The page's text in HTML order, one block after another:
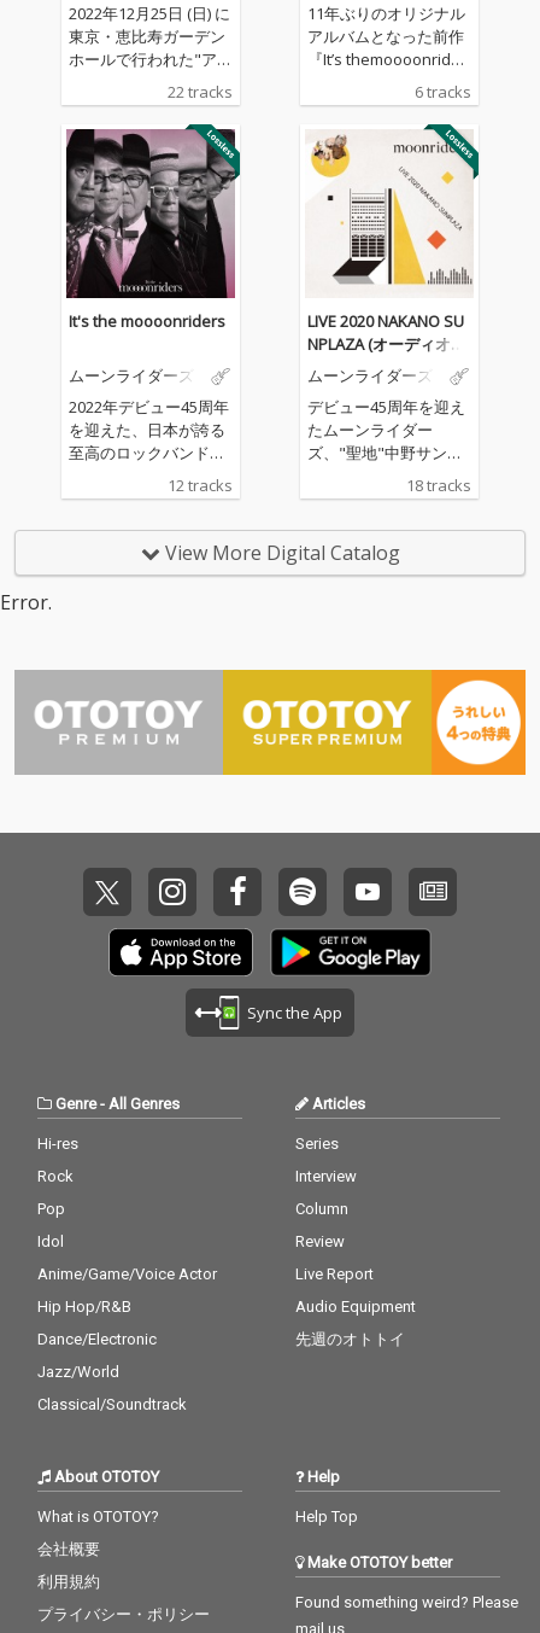
2022年12月25日 (日) に
東京・恵比寿ガーデン
ホールで行われた"アン
コールLIVE マニア・マ
ニエラ+青空百景"を 完
全収録。このライブ
は、2022年7月16日
(土) に ビルボードライ
ブ東京で行われた、19
82年のアルバム『マニ
ア・マニエラ』を再現
したライブのアンコー
ル公演。今回は、やは
り同年に発表されたア
ルバム『青空百景』の
てでの公演となった。
『マニア・マニエラ』
は1982年12月15日にLP
やカセットではなく、
あったCDで発売され
解!"と断じ発売中止を
カセットブック(1984
年)やCDが再発(1986年)
される事で一般に知ら
空百景』。発売日は
より先になるが、制作
されたのは『青空百
景』より先。発表から
40年を経た現在のムー
ンライダーズからの解
釈にリスナーも興奮を
22 tracks
11年ぶりのオリジナル
アルバムとなった前作
『It’s themoooonrider
s』抽象的なプログレ
ッシヴ・ジャズとでも
いうべき演奏の余韻の
うちにアルバムは静か
に幕を閉じたが、今作
は続編とも言えるオリ
ジナル・アルバム。オ
ルタナとポップのバラ
ンス感の良さととも
に、圧倒的で正真正銘
のロックバンドの音だ
という印象が今作でも
鮮烈に!!そこには大人の
余裕とか、枯れた魅
力、渋さなんて微塵も
感じないし、時代の最
先端のトレンドへの目
るのは、圧倒的な存在
倒する。音楽ファンが
音楽に対してはわがま
まなのだ。今作は『It’s
themoooonriders』で
も参加した佐藤優介、
6 tracks
It's the moooonriders
ムーンライダーズ
2022年デビュー45周年
を迎えた、日本が誇る
至高のロックバンド・
moonriders、メンバー
の体調不良により発売
年ぶりとなるオリジナ
ルアルバムが、4月20
s!"という楽曲が詰まっ
たファン待望の作品と
なっている。
12 tracks
LIVE 2020 NAKANO SU
NPLAZA (オーディオバ
ージョン)
ムーンライダーズ
デビュー45周年を迎え
たムーンライダー
ズ、"聖地"中野サンプ
ラザで昨年10月に行な
われたLIVEを完全収録
ュー45周年を迎えた、
日本が誇る至高のロッ
NRIDERS LIVE 2020＞を
完全収録した「LIVE 20
20 NAKANO SUNPLAZ
A」がリリース。ムー
ンライダーズはデビュ
メンバーのかしぶち哲
郎の1周忌にあたる201
3年に一夜限りの復
活。さらに40周年の20
16年、期間限定で"活
動休止の休止"を宣言し
ハウス・ツアーを経て
アルバム「カメラ=万
年筆」リリース40周年
を記念し突如、無観客
を驚かせた。今回リリ
ースされる＜MOONRI
DERS LIVE 2020＞は、4
にあたり、"活動休止の
休止"つまり"活動再
った中野サンプラザ
た最後の場所だ。さら
に2016年の"活動休止
の休止"期に"最後の饗
宴"が行われた会場でも
あり、ムーンライダー
ズ・ファンにとっては
聖地。特別な場所、そ
18 tracks
View More Digital Catalog
Error.
Sync the App
Genre- All Genres
Hi-res
Rock
Pop
Idol
Anime/Game/Voice Actor
Hip Hop/R&B
Dance/Electronic
Jazz/World
Classical/Soundtrack
Articles
Series
Interview
Column
Review
Live Report
Audio Equipment
先週のオトトイ
About OTOTOY
What is OTOTOY?
会社概要
利用規約
プライバシー・ポリシー
Help
Help Top
Make OTOTOY better
Found something weird? Please
mail us